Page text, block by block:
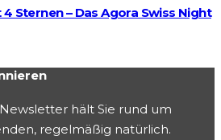
Sternen – Das Agora Swiss Night
hält Sie rund um
regelmäßig natürlich.